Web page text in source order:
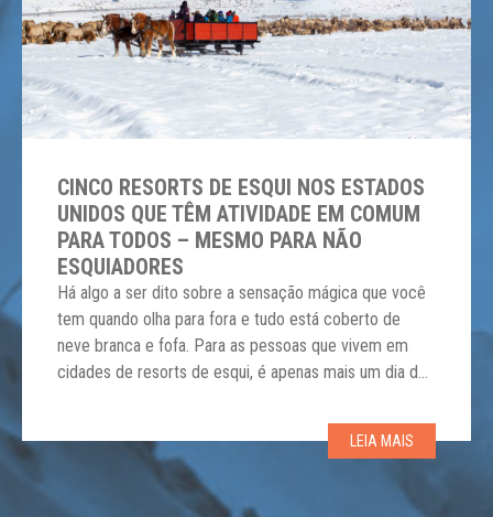
CINCO RESORTS DE ESQUI NOS ESTADOS
UNIDOS QUE TÊM ATIVIDADE EM COMUM
PARA TODOS – MESMO PARA NÃO
ESQUIADORES
Há algo a ser dito sobre a sensação mágica que você
tem quando olha para fora e tudo está coberto de
neve branca e fofa. Para as pessoas que vivem em
cidades de resorts de esqui, é apenas mais um dia de
LEIA MAIS